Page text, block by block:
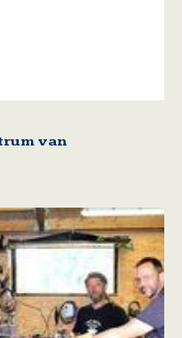
van